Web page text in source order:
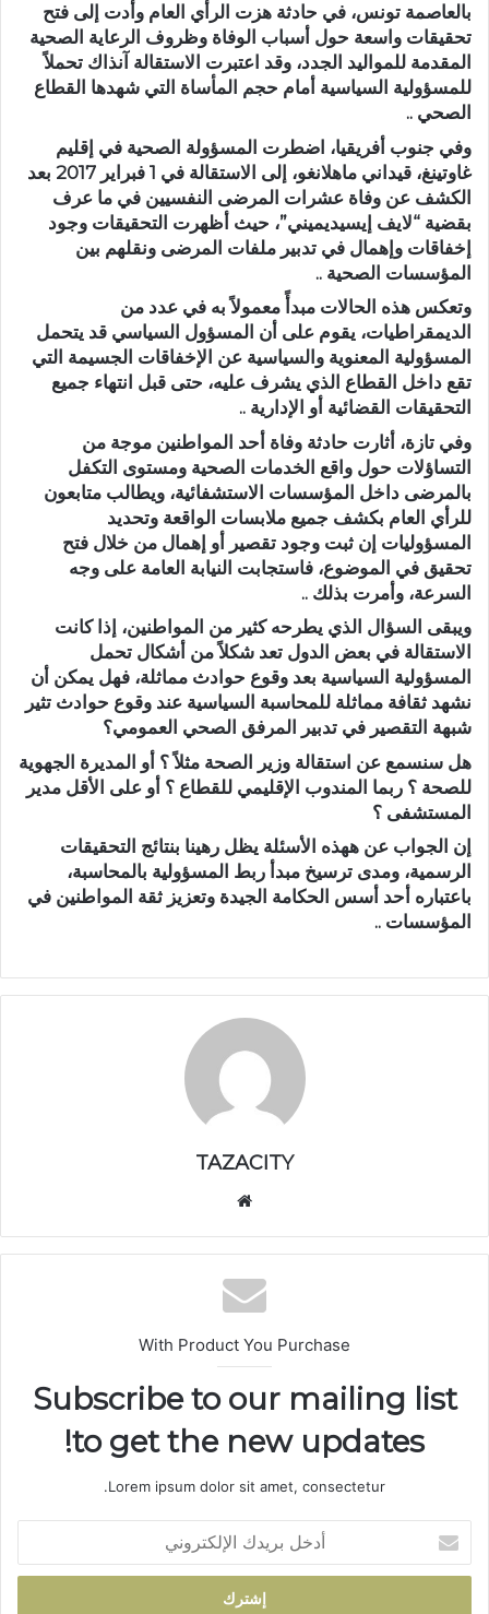
بالعاصمة تونس، في حادثة هزت الرأي العام وأدت إلى فتح
تحقيقات واسعة حول أسباب الوفاة وظروف الرعاية الصحية
المقدمة للمواليد الجدد، وقد اعتبرت الاستقالة آنذاك تحملاً
للمسؤولية السياسية أمام حجم المأساة التي شهدها القطاع
الصحي ..
وفي جنوب أفريقيا، اضطرت المسؤولة الصحية في إقليم
غاوتينغ، قيداني ماهلانغو، إلى الاستقالة في 1 فبراير 2017 بعد
الكشف عن وفاة عشرات المرضى النفسيين في ما عرف
بقضية “لايف إيسيديميني”، حيث أظهرت التحقيقات وجود
إخفاقات وإهمال في تدبير ملفات المرضى ونقلهم بين
المؤسسات الصحية ..
وتعكس هذه الحالات مبدأً معمولاً به في عدد من
الديمقراطيات، يقوم على أن المسؤول السياسي قد يتحمل
المسؤولية المعنوية والسياسية عن الإخفاقات الجسيمة التي
تقع داخل القطاع الذي يشرف عليه، حتى قبل انتهاء جميع
التحقيقات القضائية أو الإدارية ..
وفي تازة، أثارت حادثة وفاة أحد المواطنين موجة من
التساؤلات حول واقع الخدمات الصحية ومستوى التكفل
بالمرضى داخل المؤسسات الاستشفائية، ويطالب متابعون
للرأي العام بكشف جميع ملابسات الواقعة وتحديد
المسؤوليات إن ثبت وجود تقصير أو إهمال من خلال فتح
تحقيق في الموضوع، فاستجابت النيابة العامة على وجه
السرعة، وأمرت بذلك ..
ويبقى السؤال الذي يطرحه كثير من المواطنين، إذا كانت
الاستقالة في بعض الدول تعد شكلاً من أشكال تحمل
المسؤولية السياسية بعد وقوع حوادث مماثلة، فهل يمكن أن
نشهد ثقافة مماثلة للمحاسبة السياسية عند وقوع حوادث تثير
شبهة التقصير في تدبير المرفق الصحي العمومي؟
هل سنسمع عن استقالة وزير الصحة مثلاً ؟ أو المديرة الجهوية
للصحة ؟ ربما المندوب الإقليمي للقطاع ؟ أو على الأقل مدير
المستشفى ؟
إن الجواب عن ههذه الأسئلة يظل رهينا بنتائج التحقيقات
الرسمية، ومدى ترسيخ مبدأ ربط المسؤولية بالمحاسبة،
باعتباره أحد أسس الحكامة الجيدة وتعزيز ثقة المواطنين في
المؤسسات ..
TAZACITY
الوي
ب
With Product You Purchase
Subscribe to our mailing list
to get the new updates!
Lorem ipsum dolor sit amet, consectetur.
خ